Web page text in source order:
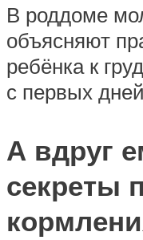
В роддоме
объясняют
ребёнка к
с первых дней
А вдруг
секреты